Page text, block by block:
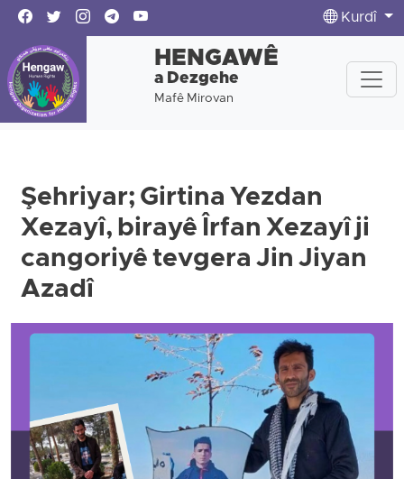
Kurdî
HENGAWÊ
a Dezgehe
Mafê Mirovan
Şehriyar; Girtina Yezdan
Xezayî, birayê Îrfan Xezayî ji
cangoriyê tevgera Jin Jiyan
Azadî